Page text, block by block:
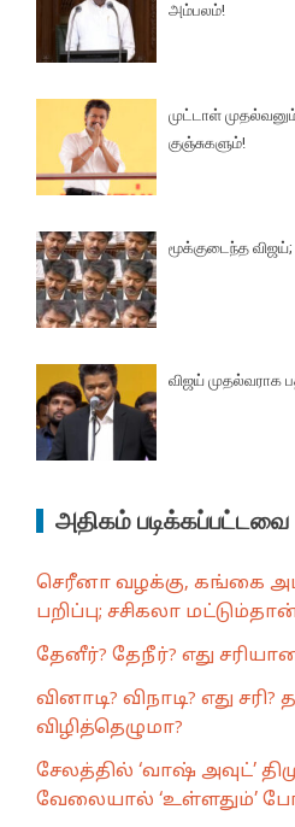
அம்பலம்!
முட்டாள்
குஞ்சுகளும்!
மூக்குடைந்த விஜய்;
விஜய் முதல்வராக
அதிகம் படிக்கப்பட்டவை
செரீனா வழக்கு, கங்கை
பறிப்பு; சசிகலா
தேனீர்? தேநீர்? எது
வினாடி? விநாடி? எது
விழித்தெழுமா?
சேலத்தில் ‘வாஷ் அவுட்’
வேலையால் ‘உள்ளதும்’